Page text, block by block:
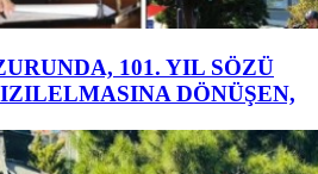
101. YIL SÖZÜ
DÖNÜŞEN,